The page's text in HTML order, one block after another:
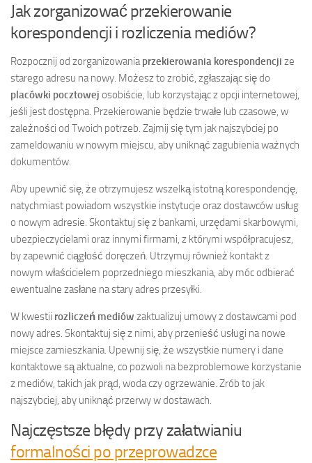
Jak zorganizować przekierowanie
korespondencji i rozliczenia mediów?
Rozpocznij od zorganizowaniaprzekierowania korespondencji ze
starego adresu na nowy. Możesz to zrobić, zgłaszając się do
placówki pocztowej osobiście, lub korzystając z opcji internetowej,
jeśli jest dostępna. Przekierowanie będzie trwałe lub czasowe, w
zależności od Twoich potrzeb. Zajmij się tym jak najszybciej po
zameldowaniu w nowym miejscu, aby uniknąć zagubienia ważnych
dokumentów.
Aby upewnić się, że otrzymujesz wszelką istotną korespondencję,
natychmiast powiadom wszystkie instytucje oraz dostawców usług
o nowym adresie. Skontaktuj się z bankami, urzędami skarbowymi,
ubezpieczycielami oraz innymi firmami, z którymi współpracujesz,
by zapewnić ciągłość doręczeń. Utrzymuj również kontakt z
nowym właścicielem poprzedniego mieszkania, aby móc odbierać
ewentualne zasłane na stary adres przesyłki.
W kwestii rozliczeń mediów zaktualizuj umowy z dostawcami pod
nowy adres. Skontaktuj się z nimi, aby przenieść usługi na nowe
miejsce zamieszkania. Upewnij się, że wszystkie numery i dane
kontaktowe są aktualne, co pozwoli na bezproblemowe korzystanie
z mediów, takich jak prąd, woda czy ogrzewanie. Zrób to jak
najszybciej, aby uniknąć przerwy w dostawach.
Najczęstsze błędy przy załatwianiu
formalności po przeprowadzce